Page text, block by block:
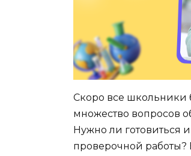
Скоро все школьники
множество вопросов
Нужно ли готовиться
проверочной работы?